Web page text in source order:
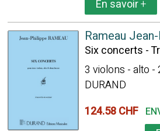
En savoir+
Rameau
Six concerts -
3 violons - alto
DURAND
124.58 CHF